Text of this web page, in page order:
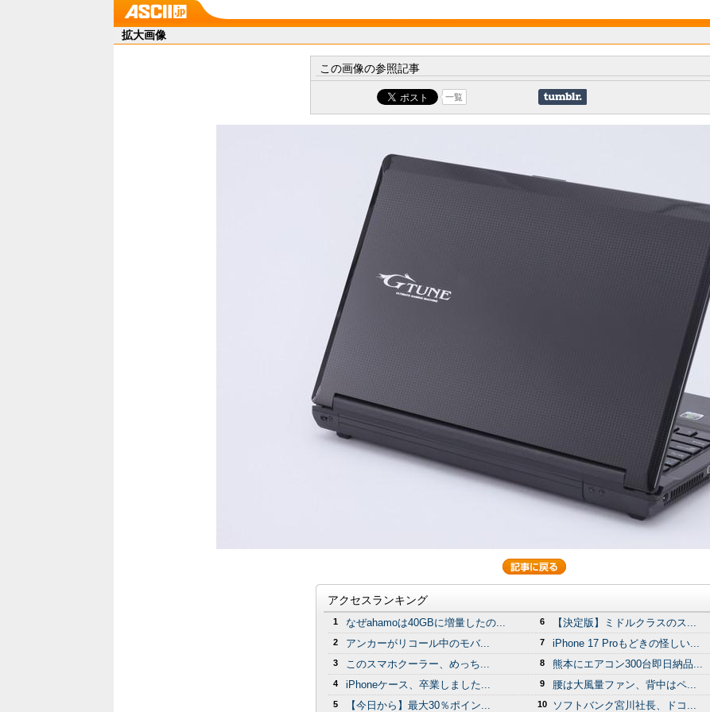
拡大画像
この画像の参照記事
一覧
アクセスランキング
1 なぜahamoは40GBに増量したの...
2 アンカーがリコール中のモバ...
3 このスマホクーラー、めっち...
4 iPhoneケース、卒業しました...
5 【今日から】最大30％ポイン...
6 【決定版】ミドルクラスのス...
7 iPhone 17 Proもどきの怪しい...
8 熊本にエアコン300台即日納品...
9 腰は大風量ファン、背中はペ...
10 ソフトバンク宮川社長、ドコ...